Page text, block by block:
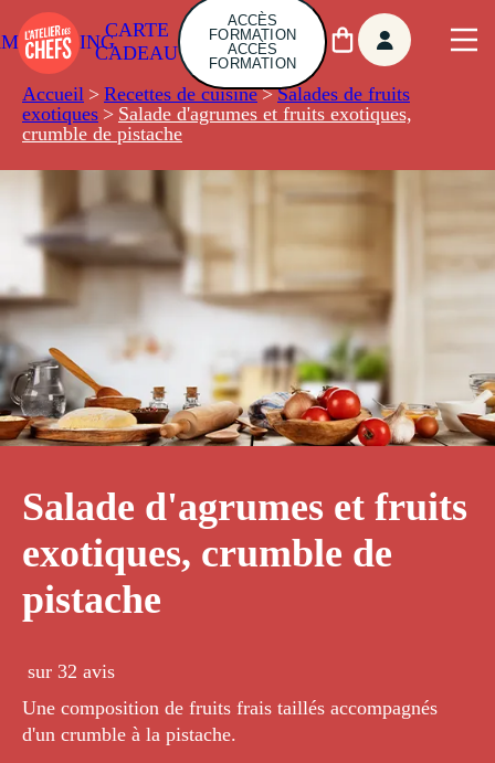
CARTE
CADEAU
ACCÈS
FORMATION
ACCÈS
FORMATION
Accueil > Recettes de cuisine > Salades de fruits
exotiques > Salade d'agrumes et fruits exotiques,
crumble de pistache
Salade d'agrumes et fruits
exotiques, crumble de
pistache
sur 32 avis
Une composition de fruits frais taillés accompagnés
d'un crumble à la pistache.